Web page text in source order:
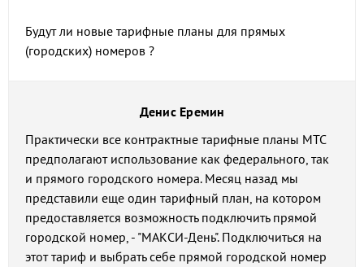
Будут ли новые тарифные планы для прямых
(городских) номеров ?
Денис Еремин
Практически все контрактные тарифные планы МТС
предполагают использование как федерального, так
и прямого городского номера. Месяц назад мы
представили еще один тарифный план, на котором
предоставляется возможность подключить прямой
городской номер, - "МАКСИ-День". Подключиться на
этот тариф и выбрать себе прямой городской номер